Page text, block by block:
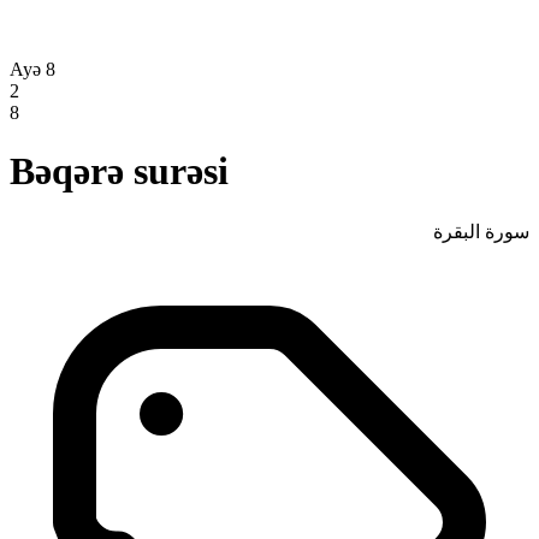
Ayə 8
2
8
Bəqərə surəsi
سورة البقرة